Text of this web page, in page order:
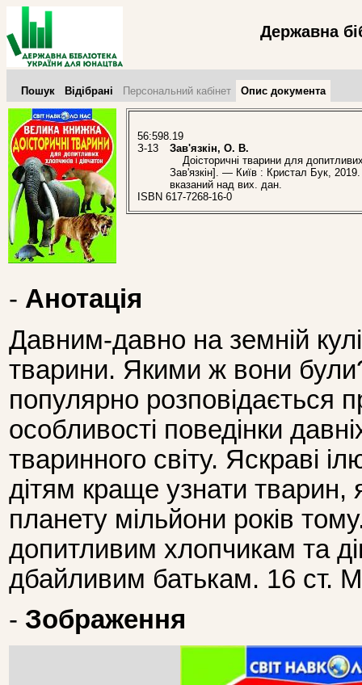
Державна
Пошук Відібрані Персональний кабінет Опис документа
56:598.19
З-13
Зав'язкін, О. В.
Доісторичні тварини для
Зав'язкін]. — Київ : Кристал Бук,
вказаний над вих. дан.
ISBN 617-7268-16-0
- Анотація
Давним-давно на земній
тварини. Якими ж вони
популярно розповідається
особливості поведінки
тваринного світу. Яскраві
дітям краще узнати тварин,
планету мільйони років
допитливим хлопчикам та
дбайливим батькам. 16 ст.
- Зображення